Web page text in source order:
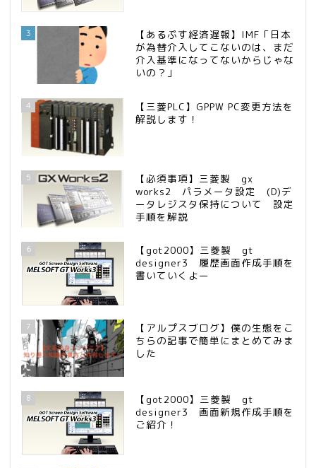
3
【あるぷす経済遅報】IMF「日本
が為替介入してこないのは、まだ
介入基準になってないからじゃな
いの？」
4
【三菱PLC】GPPW PC変更方法を
解説します！
5
【必須事項】三菱製 gx
works2 パラメータ設定 (D)デ
ータレジスタ保持について 設定
手順を解説
6
【got2000】三菱製 gt
designer3 履歴画面作成手順を
書いていくよー
7
【アルプスブログ】僕の生態をこ
ちらの記事で簡単にまとめてみま
した
8
【got2000】三菱製 gt
designer3 画面新規作成手順を
ご紹介！